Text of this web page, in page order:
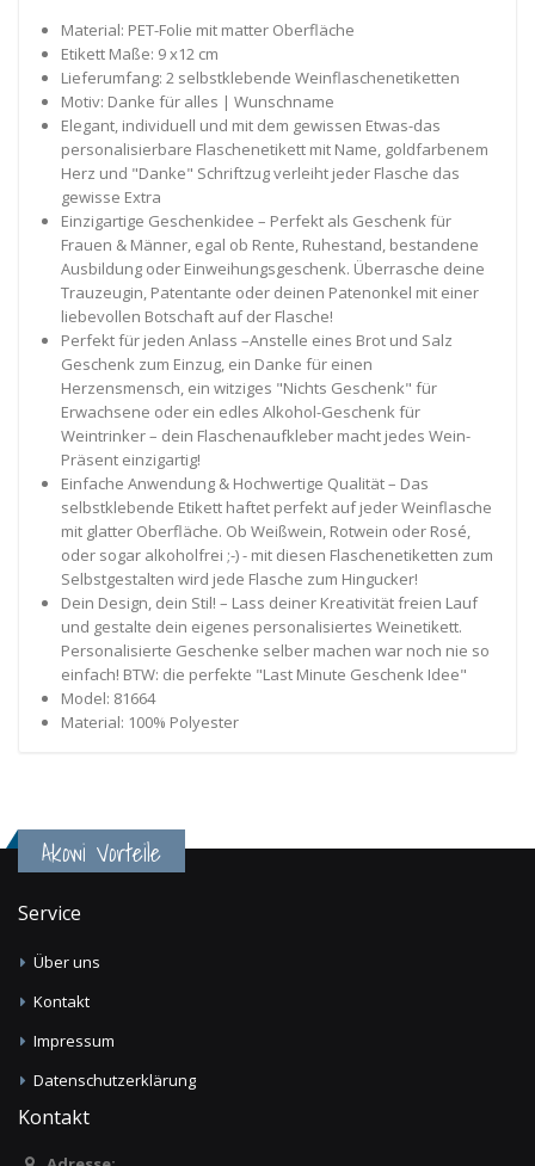
Material: PET-Folie mit matter Oberfläche
Etikett Maße: 9 x12 cm
Lieferumfang: 2 selbstklebende Weinflaschenetiketten
Motiv: Danke für alles | Wunschname
Elegant, individuell und mit dem gewissen Etwas-das
personalisierbare Flaschenetikett mit Name, goldfarbenem
Herz und "Danke" Schriftzug verleiht jeder Flasche das
gewisse Extra
Einzigartige Geschenkidee – Perfekt als Geschenk für
Frauen & Männer, egal ob Rente, Ruhestand, bestandene
Ausbildung oder Einweihungsgeschenk. Überrasche deine
Trauzeugin, Patentante oder deinen Patenonkel mit einer
liebevollen Botschaft auf der Flasche!
Perfekt für jeden Anlass –Anstelle eines Brot und Salz
Geschenk zum Einzug, ein Danke für einen
Herzensmensch, ein witziges "Nichts Geschenk" für
Erwachsene oder ein edles Alkohol-Geschenk für
Weintrinker – dein Flaschenaufkleber macht jedes Wein-
Präsent einzigartig!
Einfache Anwendung & Hochwertige Qualität – Das
selbstklebende Etikett haftet perfekt auf jeder Weinflasche
mit glatter Oberfläche. Ob Weißwein, Rotwein oder Rosé,
oder sogar alkoholfrei ;-) - mit diesen Flaschenetiketten zum
Selbstgestalten wird jede Flasche zum Hingucker!
Dein Design, dein Stil! – Lass deiner Kreativität freien Lauf
und gestalte dein eigenes personalisiertes Weinetikett.
Personalisierte Geschenke selber machen war noch nie so
einfach! BTW: die perfekte "Last Minute Geschenk Idee"
Model: 81664
Material: 100% Polyester
Akowi Vorteile
Service
Über uns
Kontakt
Impressum
Datenschutzerklärung
Kontakt